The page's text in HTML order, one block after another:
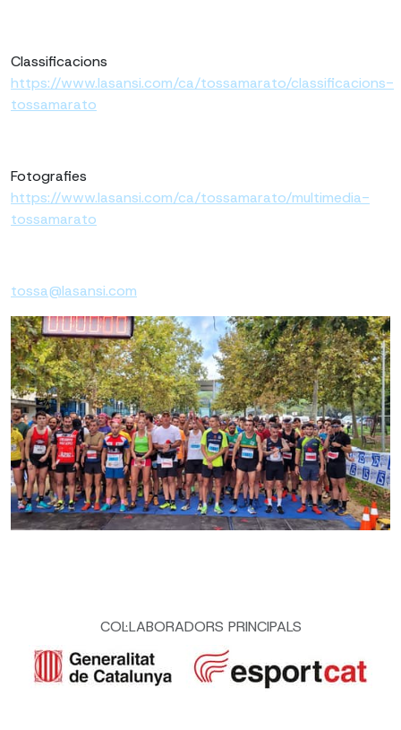
Classificacions
https://www.lasansi.com/ca/tossamarato/classificacions-
tossamarato
Fotografies
https://www.lasansi.com/ca/tossamarato/multimedia-
tossamarato
tossa@lasansi.com
COL·LABORADORS PRINCIPALS